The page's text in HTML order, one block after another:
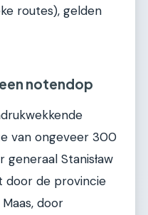
routes), gelden
notendop
van ongeveer 300
Stanisław
door de provincie
door